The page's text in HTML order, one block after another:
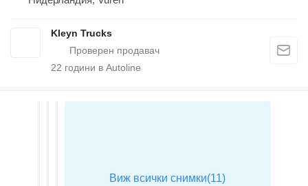
Kleyn Trucks
22 години в Autoline